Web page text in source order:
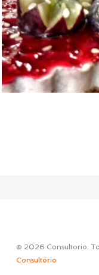
© 2026 Consultorio.
Consultório